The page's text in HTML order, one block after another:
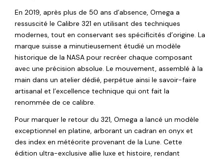
En 2019, après plus de 50 ans d’absence, Omega a
ressuscité le Calibre 321 en utilisant des techniques
modernes, tout en conservant ses spécificités d’origine. La
marque suisse a minutieusement étudié un modèle
historique de la NASA pour recréer chaque composant
avec une précision absolue. Le mouvement, assemblé à la
main dans un atelier dédié, perpétue ainsi le savoir-faire
artisanal et l’excellence technique qui ont fait la
renommée de ce calibre.
Pour marquer le retour du 321, Omega a lancé un modèle
exceptionnel en platine, arborant un cadran en onyx et
des index en météorite provenant de la Lune. Cette
édition ultra-exclusive allie luxe et histoire, rendant